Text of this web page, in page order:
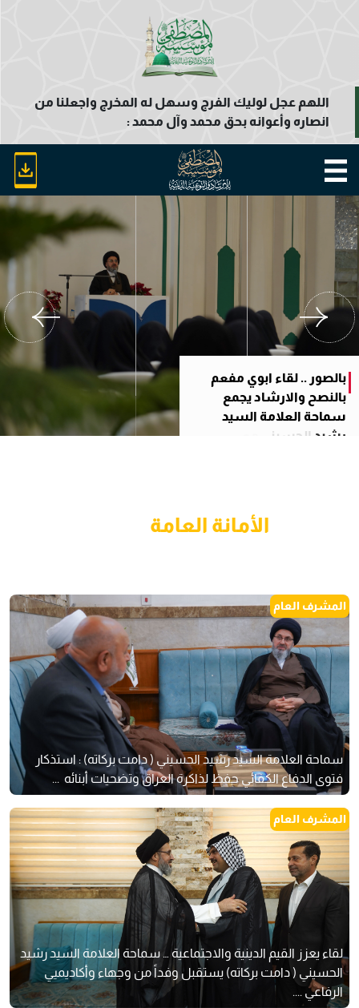
اللهم عجل لوليك الفرج وسهل له المخرج واجعلنا من
انصاره وأعوانه بحق محمد وآل محمد :
بالصور .. لقاء ابوي مفعم
بالنصح والارشاديجمع
سماحة العلامة السيد
رشيد الحسيني
الأمانة العامة
المشرف العام
سماحة العلامة السيد رشيد الحسيني ( دامت بركاته) : استذكار
فتوى الدفاع الكفائي حفظ لذاكرة العراق وتضحيات أبنائه ‏ ...
المشرف العام
لقاء يعزز القيم الدينية والاجتماعية … سماحة العلامة السيد رشيد
الحسيني ( دامت بركاته) يستقبل وفداً من وجهاء وأكاديميي
الرفاعي ....